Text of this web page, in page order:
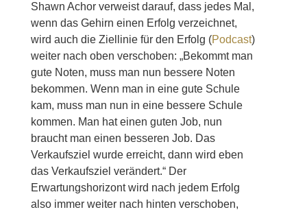
Shawn Achor verweist darauf, dass jedes Mal,
wenn das Gehirn einen Erfolg verzeichnet,
wird auch die Ziellinie für den Erfolg (Podcast)
weiter nach oben verschoben: „Bekommt man
gute Noten, muss man nun bessere Noten
bekommen. Wenn man in eine gute Schule
kam, muss man nun in eine bessere Schule
kommen. Man hat einen guten Job, nun
braucht man einen besseren Job. Das
Verkaufsziel wurde erreicht, dann wird eben
das Verkaufsziel verändert.“ Der
Erwartungshorizont wird nach jedem Erfolg
also immer weiter nach hinten verschoben,